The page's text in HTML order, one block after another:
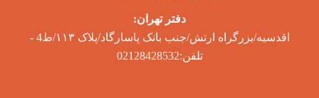
دفتر تهران:
اقدسیه/بزرگراه ارتش/جنب بانک پاسارگاد/پلاک ۱۱۳/ط4 -
تلفن:02128428532